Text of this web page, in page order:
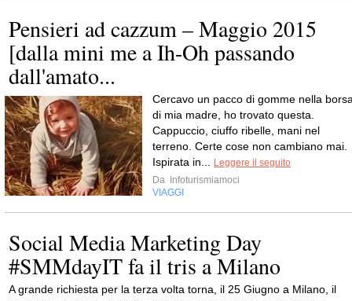
Pensieri ad cazzum – Maggio 2015
[dalla mini me a Ih-Oh passando
dall'amato...
Cercavo un pacco di gomme nella
di mia madre, ho trovato questa.
Cappuccio, ciuffo ribelle, mani nel
terreno. Certe cose non cambiano mai.
Ispirata in...
Leggere il seguito
Da Infoturismiamoci
VIAGGI
Social Media Marketing Day
#SMMdayIT fa il tris a Milano
A grande richiesta per la terza volta torna, il 25 Giugno a Milano, il